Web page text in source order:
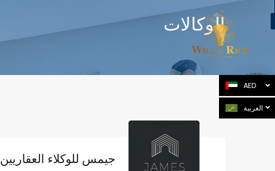
الوكالات
جيمس للوكلاء العقاريين
AED
العربية